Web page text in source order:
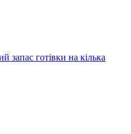
запас готівки на кілька